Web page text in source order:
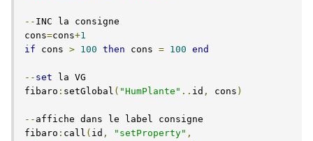
-- INC la consigne
cons=cons+1
if cons > 100 then cons = 100 end
-- set la VG
fibaro : setGlobal ( "HumPlante" .. id , cons )
-- affiche dans le label consigne
fibaro : call ( id , "setProperty" ,